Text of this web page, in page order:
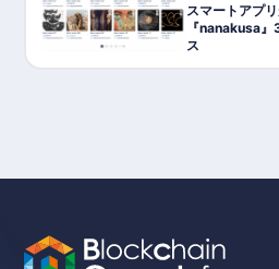
スマートアプ
『nanakusa
ス